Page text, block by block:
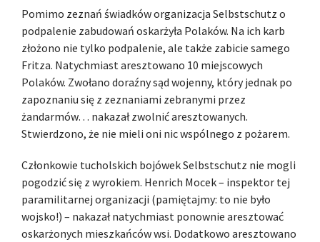
Pomimo zeznań świadków organizacja Selbstschutz o
podpalenie zabudowań oskarżyła Polaków. Na ich karb
złożono nie tylko podpalenie, ale także zabicie samego
Fritza. Natychmiast aresztowano 10 miejscowych
Polaków. Zwołano doraźny sąd wojenny, który jednak po
zapoznaniu się z zeznaniami zebranymi przez
żandarmów… nakazał zwolnić aresztowanych.
Stwierdzono, że nie mieli oni nic wspólnego z pożarem.
Członkowie tucholskich bojówek Selbstschutz nie mogli
pogodzić się z wyrokiem. Henrich Mocek – inspektor tej
paramilitarnej organizacji (pamiętajmy: to nie było
wojsko!) – nakazał natychmiast ponownie aresztować
oskarżonych mieszkańców wsi. Dodatkowo aresztowano